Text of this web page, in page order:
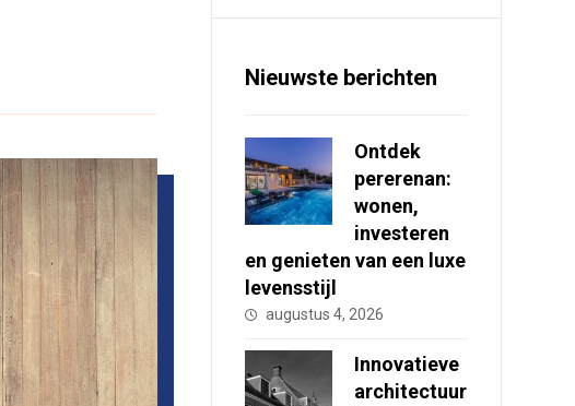
Nieuwste berichten
Ontdek
pererenan:
wonen,
investeren
en genieten van een luxe
levensstijl
augustus 4, 2026
Innovatieve
architectuur